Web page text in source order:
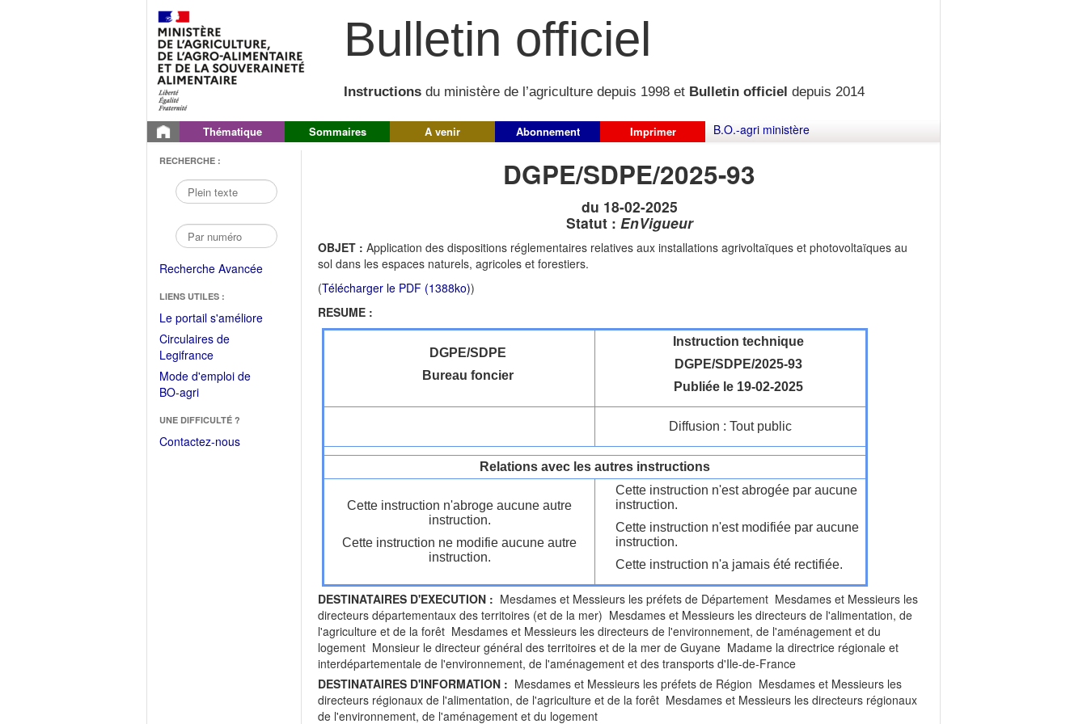
Bulletin officiel
Instructions du ministère de l’agriculture depuis 1998 et Bulletin officiel depuis 2014
Thématique Sommaires A venir Abonnement Imprimer B.O.-agri ministère
RECHERCHE :
Recherche Avancée
LIENS UTILES :
Le portail s'améliore(Fichier
Circulaires de
Legifrance(Ouvrir
dans
une
fenêtre)
Mode d'emploi de
BO-agri(Ouvrir
une
nouvelle
UNE DIFFICULTÉ ?
Contactez-nous
DGPE/SDPE/2025-93
du 18-02-2025
Statut : EnVigueur
OBJET : Application des dispositions réglementaires relatives aux installations agrivoltaïques et photovoltaïques au
sol dans les espaces naturels, agricoles et forestiers.
(Télécharger le PDF (1388ko))
RESUME :
DGPE/SDPE
Bureau foncier
Instruction technique
DGPE/SDPE/2025-93
Publiée le 19-02-2025
Diffusion : Tout public
Relations avec les autres instructions
Cette instruction n'abroge aucune autre
instruction.
Cette instruction ne modifie aucune autre
instruction.
Cette instruction n'est abrogée par aucune
instruction.
Cette instruction n'est modifiée par aucune
instruction.
Cette instruction n'a jamais été rectifiée.
DESTINATAIRES D'EXECUTION : Mesdames et Messieurs les préfets de Département Mesdames et Messieurs les
directeurs départementaux des territoires (et de la mer) Mesdames et Messieurs les directeurs de l'alimentation, de
l'agriculture et de la forêt Mesdames et Messieurs les directeurs de l'environnement, de l'aménagement et du
logement Monsieur le directeur général des territoires et de la mer de Guyane Madame la directrice régionale et
interdépartementale de l'environnement, de l'aménagement et des transports d'Ile-de-France
DESTINATAIRES D'INFORMATION : Mesdames et Messieurs les préfets de Région Mesdames et Messieurs les
directeurs régionaux de l'alimentation, de l'agriculture et de la forêt Mesdames et Messieurs les directeurs régionaux
de l'environnement, de l'aménagement et du logement